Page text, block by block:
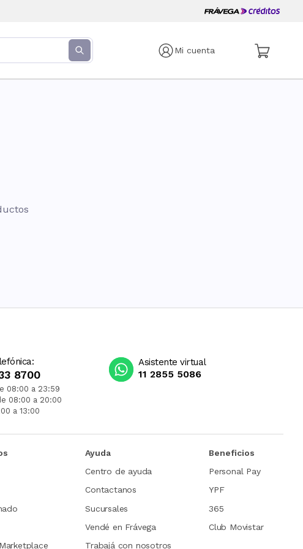
Mi cuenta
8700
08:00 a 23:59
08:00 a 20:00
a 13:00
Asistente virtual
11 2855 5086
Ayuda
Centro de ayuda
Contactanos
Sucursales
Vendé en Frávega
Trabajá con nosotros
Beneficios
Personal Pay
YPF
365
Club Movistar